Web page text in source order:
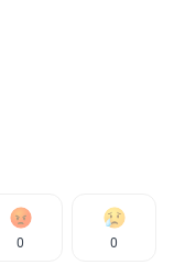
0 0